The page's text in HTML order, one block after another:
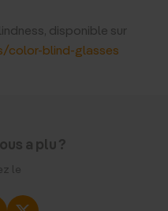
disponible sur
color-blind-glasses
a plu ?
le